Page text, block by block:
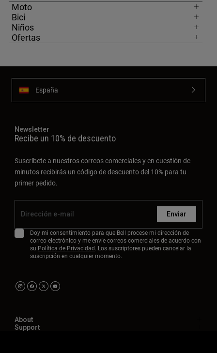
Moto
Bici
Niños
Ofertas
España
Newsletter
Recibe un 10% de descuento
Suscríbete a nuestros correos comerciales y en cuestión de
minutos recibirás un código de descuento del 10% para tu
primer pedido.
Enviar
Doy mi consentimiento para que Bell procese mi dirección de
correo electrónico y me envíe correos comerciales de acuerdo con
su Política de Privacidad. Los suscriptores pueden cancelar la
suscripción en cualquier momento.
About
Support